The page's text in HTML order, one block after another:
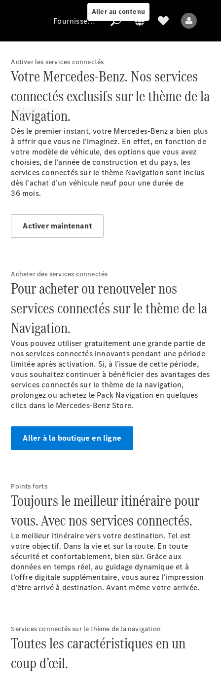
Aller au contenu
Fournisseur /
Protection des
données
Modèles
Tous les modèles
Modèles électriques
Modèles Plug-in Hybrid
Tous les
Berlines
CLA
Électrique
CLA
Classe C
Berline
Classe
C
Électrique
EQE
Berline
EQS
Classe S
Classe S
Limousine
Mercedes-
Maybach
Classe S
Configurateur
Mercedes-
Benz Store
Tous les
Fournisseur / Protection des données
Activer les services connectés
Votre Mercedes-Benz. Nos services
connectés exclusifs sur le thème de la
Navigation.
Dès le premier instant, votre Mercedes-Benz a bien plus
à offrir que vous ne l'imaginez. En effet, en fonction de
votre modèle de véhicule, des options que vous avez
choisies, de l’année de construction et du pays, les
services connectés sur le thème Navigation sont inclus
dès l’achat d’un véhicule neuf pour une durée de
36 mois.
Activer maintenant
Acheter des services connectés
Pour acheter ou renouveler nos
services connectés sur le thème de la
Navigation.
Vous pouvez utiliser gratuitement une grande partie de
nos services connectés innovants pendant une période
limitée après activation. Si, à l’issue de cette période,
vous souhaitez continuer à bénéficier des avantages des
services connectés sur le thème de la navigation,
prolongez ou achetez le Pack Navigation en quelques
clics dans le Mercedes-Benz Store.
Aller à la boutique en ligne
Points forts
Toujours le meilleur itinéraire pour
vous. Avec nos services connectés.
Le meilleur itinéraire vers votre destination. Tel est
votre objectif. Dans la vie et sur la route. En toute
sécurité et confortablement, bien sûr. Grâce aux
données en temps réel, au guidage dynamique et à
l’offre digitale supplémentaire, vous aurez l’impression
d’être arrivé à destination. Avant même votre arrivée.
Services connectés sur le thème de la navigation
Toutes les caractéristiques en un
coup d’œil.